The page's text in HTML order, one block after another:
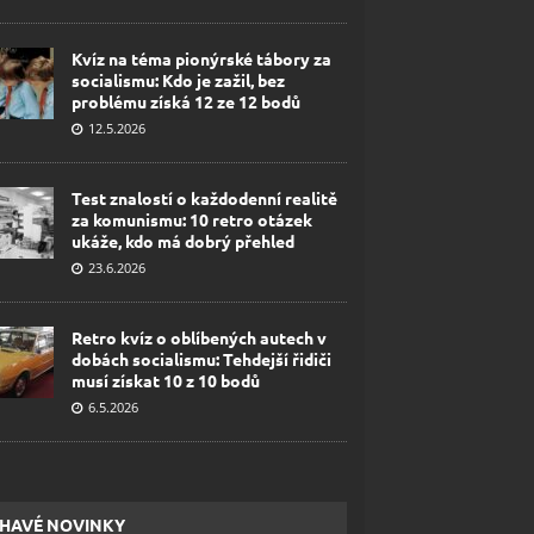
Kvíz na téma pionýrské tábory za
socialismu: Kdo je zažil, bez
problému získá 12 ze 12 bodů
12.5.2026
Test znalostí o každodenní realitě
za komunismu: 10 retro otázek
ukáže, kdo má dobrý přehled
23.6.2026
Retro kvíz o oblíbených autech v
dobách socialismu: Tehdejší řidiči
musí získat 10 z 10 bodů
6.5.2026
NOVINKY